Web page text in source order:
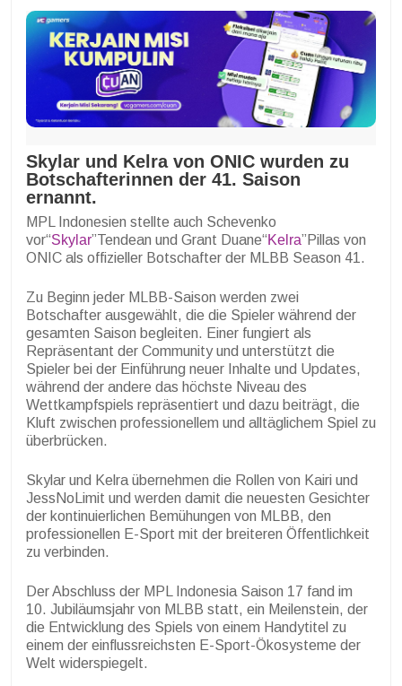
Skylar und Kelra von ONIC wurden zu
Botschafterinnen der 41. Saison
ernannt.
MPL Indonesien stellte auch Schevenko
vor“Skylar”Tendean und Grant Duane“Kelra”Pillas von
ONIC als offizieller Botschafter der MLBB Season 41.
Zu Beginn jeder MLBB-Saison werden zwei
Botschafter ausgewählt, die die Spieler während der
gesamten Saison begleiten. Einer fungiert als
Repräsentant der Community und unterstützt die
Spieler bei der Einführung neuer Inhalte und Updates,
während der andere das höchste Niveau des
Wettkampfspiels repräsentiert und dazu beiträgt, die
Kluft zwischen professionellem und alltäglichem Spiel zu
überbrücken.
Skylar und Kelra übernehmen die Rollen von Kairi und
JessNoLimit und werden damit die neuesten Gesichter
der kontinuierlichen Bemühungen von MLBB, den
professionellen E-Sport mit der breiteren Öffentlichkeit
zu verbinden.
Der Abschluss der MPL Indonesia Saison 17 fand im
10. Jubiläumsjahr von MLBB statt, ein Meilenstein, der
die Entwicklung des Spiels von einem Handytitel zu
einem der einflussreichsten E-Sport-Ökosysteme der
Welt widerspiegelt.